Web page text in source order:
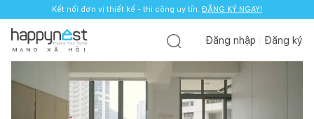
Kết nối đơn vị thiết kế - thi công uy tín. ĐĂNG KÝ NGAY!
M Ạ N G X Ã H Ộ I
Đăng nhập Đăng ký